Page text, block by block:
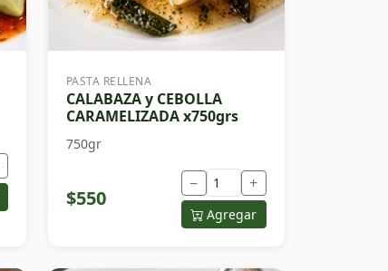
PASTA RELLENA
CALABAZA y CEBOLLA
CARAMELIZADA x750grs
750gr
$550
− +
Agregar